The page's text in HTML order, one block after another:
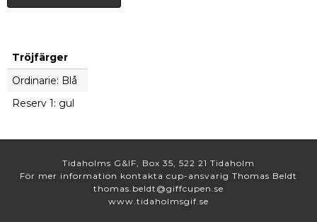
Tröjfärger
Ordinarie: Blå
Reserv 1: gul
Tidaholms G&IF, Box 35, 522 21 Tidaholm
För mer information kontakta cup-ansvarig Thomas Beldt
thomas.beldt@giffcupen.se
www.tidaholmsgif.se